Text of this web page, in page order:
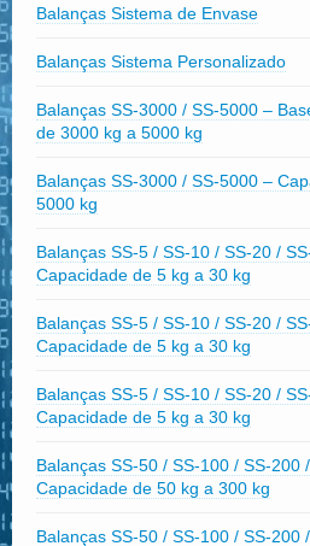
Balanças Sistema de Envase
Balanças Sistema Personalizado
Balanças SS-3000 / SS-5000 –
de 3000 kg a 5000 kg
Balanças SS-3000 / SS-5000 –
5000 kg
Balanças SS-5 / SS-10 / SS-20 /
Capacidade de 5 kg a 30 kg
Balanças SS-5 / SS-10 / SS-20 /
Capacidade de 5 kg a 30 kg
Balanças SS-5 / SS-10 / SS-20 /
Capacidade de 5 kg a 30 kg
Balanças SS-50 / SS-100 / SS-200
Capacidade de 50 kg a 300 kg
Balanças SS-50 / SS-100 / SS-200